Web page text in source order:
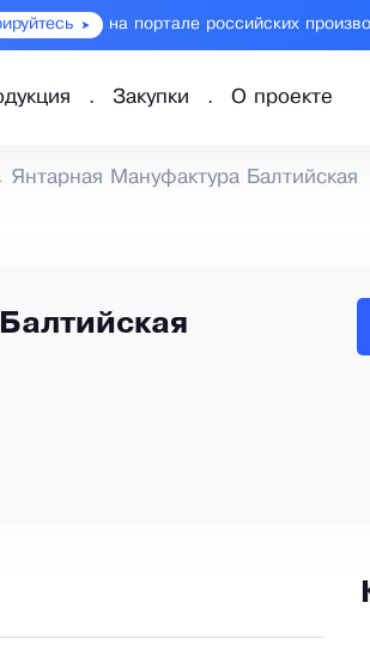
на портале российских
Закупки О проекте
Янтарная Мануфактура Балтийская